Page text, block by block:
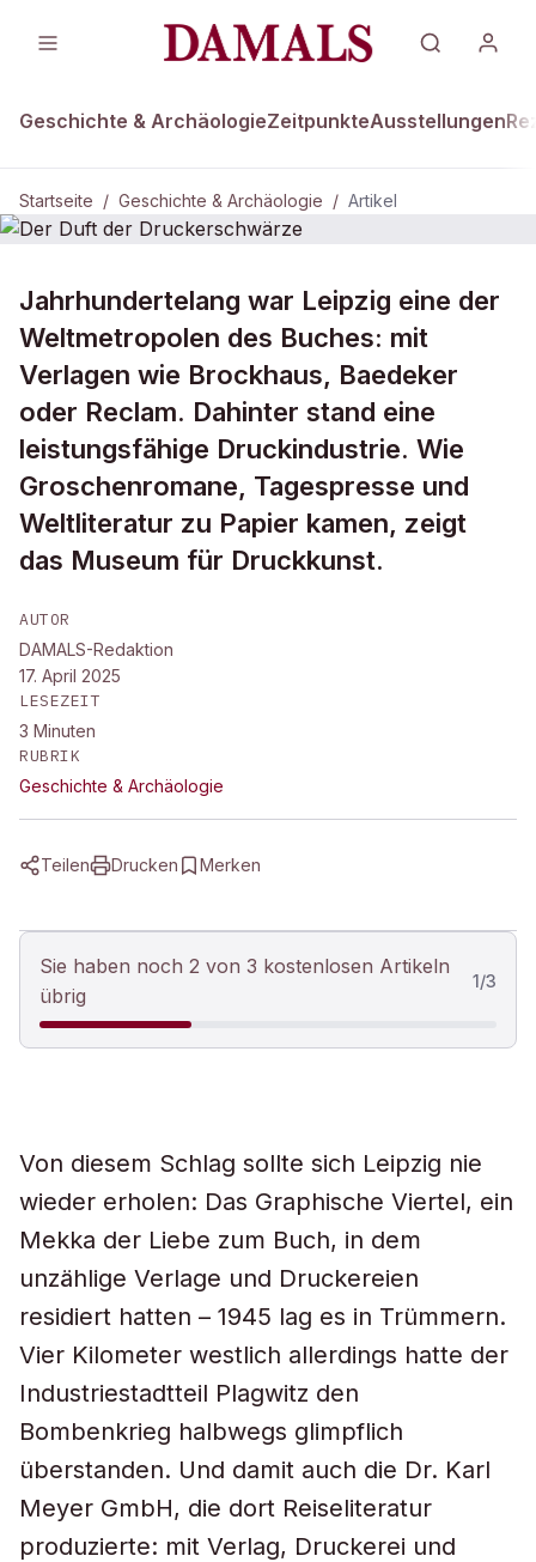
Geschichte & ArchäologieZeitpunkteAusstellungen
Startseite / Geschichte & Archäologie / Artikel
GESCHICHTE & ARCHÄOLOGIE
Der Duft der Druckerschwärze
Jahrhundertelang war Leipzig eine der
Weltmetropolen des Buches: mit
Verlagen wie Brockhaus, Baedeker
oder Reclam. Dahinter stand eine
leistungsfähige Druckindustrie. Wie
Groschenromane, Tagespresse und
Weltliteratur zu Papier kamen, zeigt
das Museum für Druckkunst.
AUTOR
DAMALS-Redaktion
17. April 2025
LESEZEIT
3 Minuten
RUBRIK
Geschichte & Archäologie
Teilen Drucken Merken
Sie haben noch 2 von 3 kostenlosen Artikeln
übrig
1/3
Von diesem Schlag sollte sich Leipzig nie
wieder erholen: Das Graphische Viertel, ein
Mekka der Liebe zum Buch, in dem
unzählige Verlage und Druckereien
residiert hatten – 1945 lag es in Trümmern.
Vier Kilometer westlich allerdings hatte der
Industriestadtteil Plagwitz den
Bombenkrieg halbwegs glimpflich
überstanden. Und damit auch die Dr. Karl
Meyer GmbH, die dort Reiseliteratur
produzierte: mit Verlag, Druckerei und